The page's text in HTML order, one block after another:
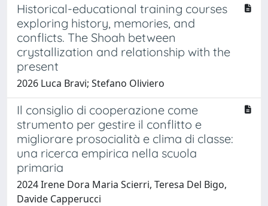
Historical-educational training courses
exploring history, memories, and
conflicts. The Shoah between
crystallization and relationship with the
present
2026 Luca Bravi; Stefano Oliviero
Il consiglio di cooperazione come
strumento per gestire il conflitto e
migliorare prosocialità e clima di classe:
una ricerca empirica nella scuola
primaria
2024 Irene Dora Maria Scierri, Teresa Del Bigo,
Davide Capperucci